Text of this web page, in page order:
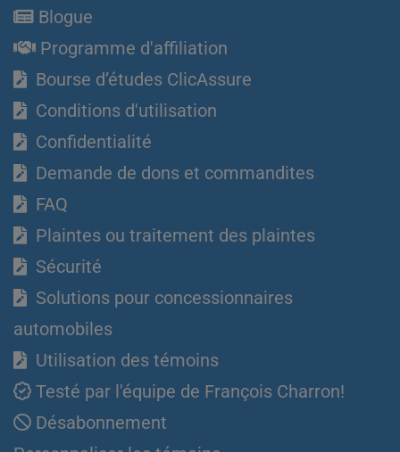
Blogue
Programme d'affiliation
Bourse d’études ClicAssure
Conditions d'utilisation
Confidentialité
Demande de dons et commandites
FAQ
Plaintes ou traitement des plaintes
Sécurité
Solutions pour concessionnaires
automobiles
Utilisation des témoins
Testé par l'équipe de François Charron!
Désabonnement